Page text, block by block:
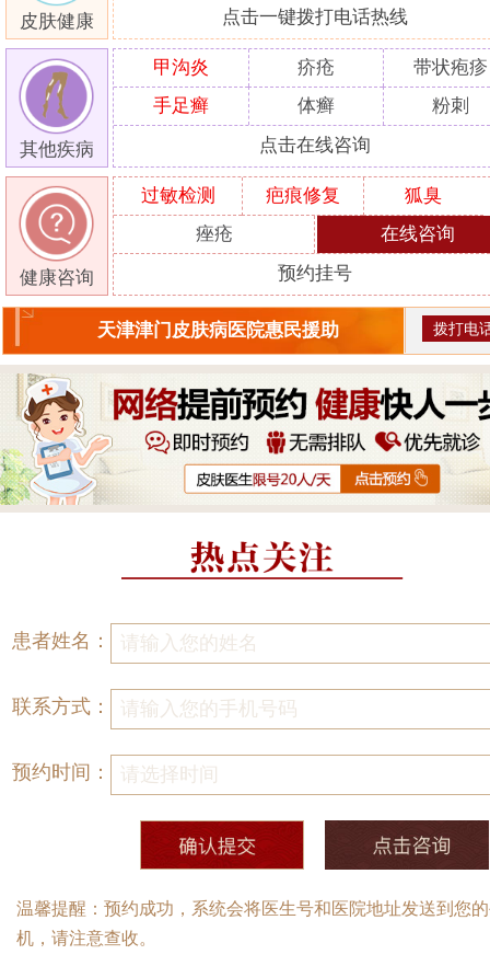
皮肤健康 点击一键拨打电话热线
其他疾病
甲沟炎 疥疮
带状疱疹
手足癣
体癣 粉刺
点击在线咨询
健康咨询
过敏检测 疤痕修复
狐臭
痤疮
在线咨询
预约挂号
天津津门皮肤病医院惠民援助 拨打电
患者姓名：
联系方式：
预约时间：
温馨提醒：预约成功，系统会将医生号和医院地址发送到您
机，请注意查收。